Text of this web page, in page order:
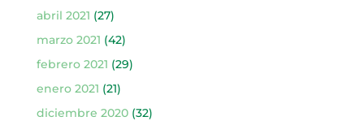
abril 2021 (27)
marzo 2021 (42)
febrero 2021 (29)
enero 2021 (21)
diciembre 2020(32)